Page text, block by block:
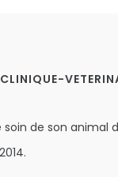
CLINIQUE-
soin de son animal